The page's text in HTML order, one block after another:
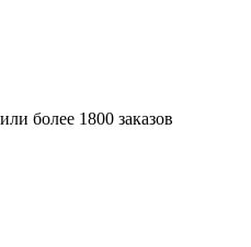
более 1800 заказов